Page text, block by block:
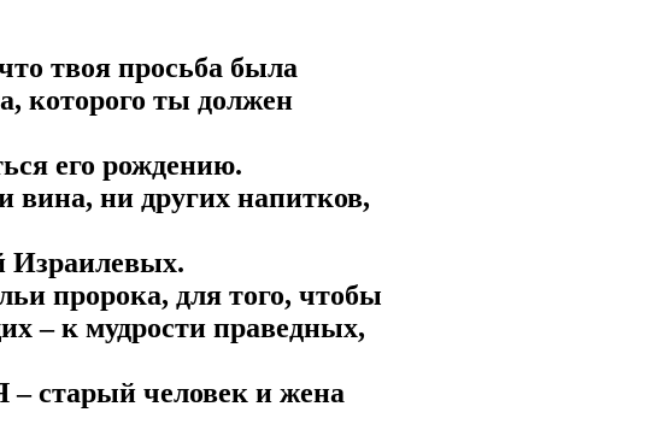
твоя просьба была
которого ты должен
его рождению.
вина, ни других напитков,
Израилевых.
пророка, для того, чтобы
– к мудрости праведных,
– старый человек и жена